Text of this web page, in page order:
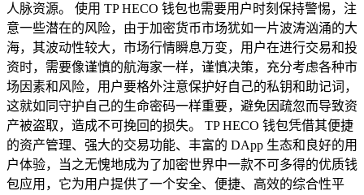
人脉资源。 使用 TP HECO 钱包也需要用户时刻保持警惕，注
意一些潜在的风险，由于加密货币市场犹如一片波涛汹涌的大
海，其波动性较大，市场行情瞬息万变，用户在进行交易和投
资时，需要像谨慎的航海家一样，谨慎决策，充分考虑各种市
场因素和风险，用户要格外注意保护好自己的私钥和助记词，
这就如同守护自己的生命密码一样重要，避免因疏忽而导致资
产被盗取，造成不可挽回的损失。 TP HECO 钱包凭借其便捷
的资产管理、强大的交易功能、丰富的 DApp 生态和良好的用
户体验，当之无愧地成为了加密世界中一款不可多得的优质钱
包应用，它为用户提供了一个安全、便捷、高效的综合性平